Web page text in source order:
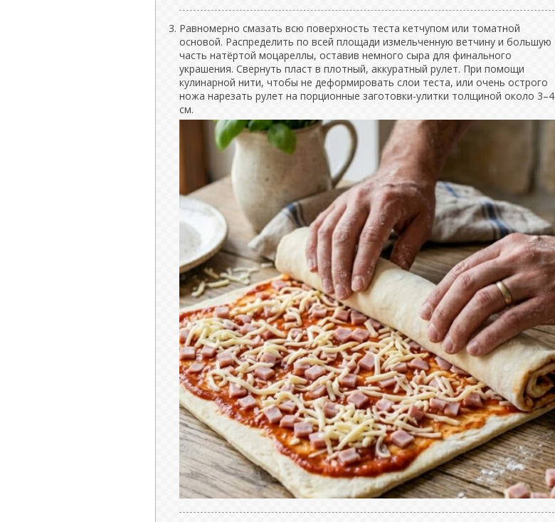
Равномерно смазать всю поверхность теста кетчупом или томатной
основой. Распределить по всей площади измельченную ветчину и большую
часть натёртой моцареллы, оставив немного сыра для финального
украшения. Свернуть пласт в плотный, аккуратный рулет. При помощи
кулинарной нити, чтобы не деформировать слои теста, или очень острого
ножа нарезать рулет на порционные заготовки-улитки толщиной около 3–4
см.